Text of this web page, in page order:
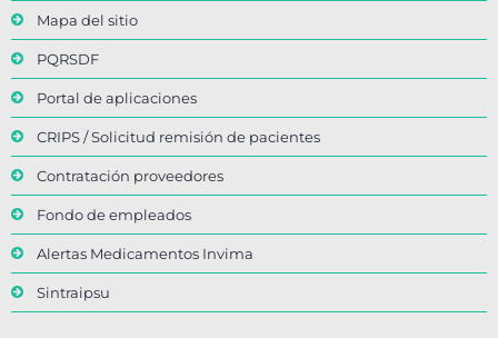
Mapa del sitio
PQRSDF
Portal de aplicaciones
CRIPS / Solicitud remisión de pacientes
Contratación proveedores
Fondo de empleados
Alertas Medicamentos Invima
Sintraipsu